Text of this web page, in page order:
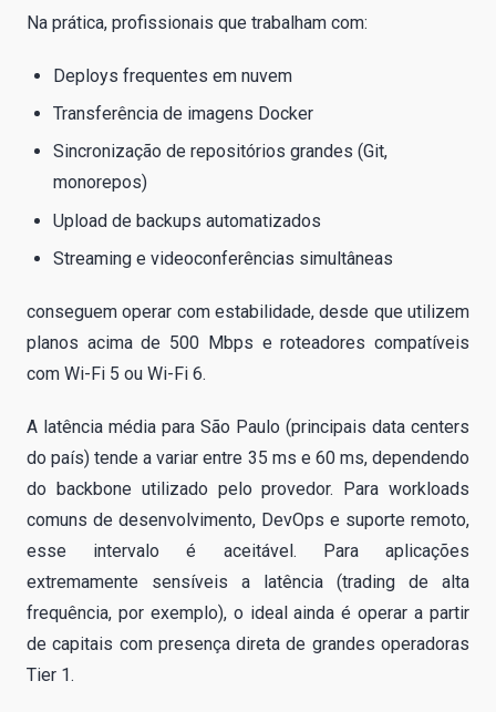
Na prática, profissionais que trabalham com:
Deploys frequentes em nuvem
Transferência de imagens Docker
Sincronização de repositórios grandes (Git,
monorepos)
Upload de backups automatizados
Streaming e videoconferências simultâneas
conseguem operar com estabilidade, desde que utilizem
planos acima de 500 Mbps e roteadores compatíveis
com Wi-Fi 5 ou Wi-Fi 6.
A latência média para São Paulo (principais data centers
do país) tende a variar entre 35 ms e 60 ms, dependendo
do backbone utilizado pelo provedor. Para workloads
comuns de desenvolvimento, DevOps e suporte remoto,
esse intervalo é aceitável. Para aplicações
extremamente sensíveis a latência (trading de alta
frequência, por exemplo), o ideal ainda é operar a partir
de capitais com presença direta de grandes operadoras
Tier 1.